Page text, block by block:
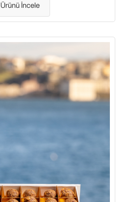
Ürünü İncele